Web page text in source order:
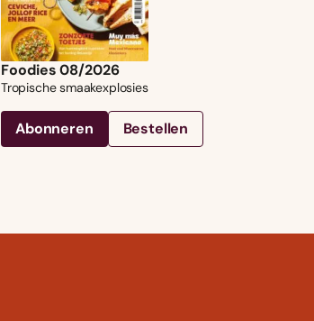
Foodies 08/2026
Tropische smaakexplosies
Abonneren Bestellen